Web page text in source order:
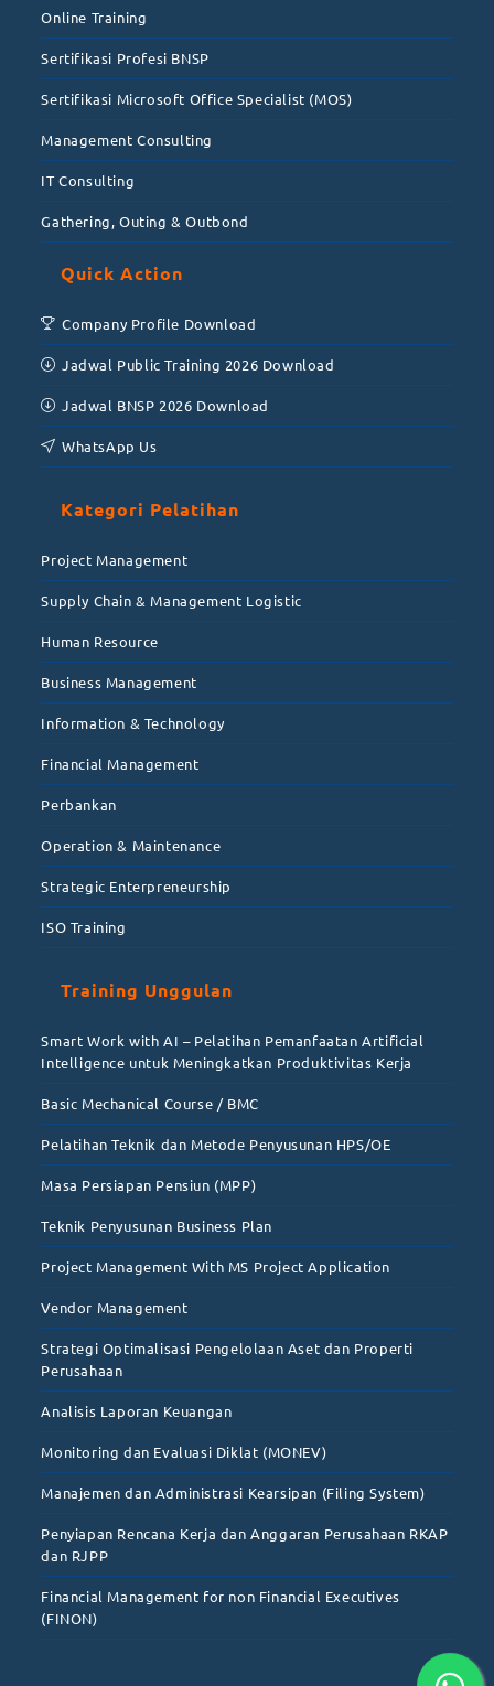
Online Training
Sertifikasi Profesi BNSP
Sertifikasi Microsoft Office Specialist (MOS)
Management Consulting
IT Consulting
Gathering, Outing & Outbond
Quick Action
Company Profile Download
Jadwal Public Training 2026 Download
Jadwal BNSP 2026 Download
WhatsApp Us
Kategori Pelatihan
Project Management
Supply Chain & Management Logistic
Human Resource
Business Management
Information & Technology
Financial Management
Perbankan
Operation & Maintenance
Strategic Enterpreneurship
ISO Training
Training Unggulan
Smart Work with AI – Pelatihan Pemanfaatan Artificial
Intelligence untuk Meningkatkan Produktivitas Kerja
Basic Mechanical Course / BMC
Pelatihan Teknik dan Metode Penyusunan HPS/OE
Masa Persiapan Pensiun (MPP)
Teknik Penyusunan Business Plan
Project Management With MS Project Application
Vendor Management
Strategi Optimalisasi Pengelolaan Aset dan Properti
Perusahaan
Analisis Laporan Keuangan
Monitoring dan Evaluasi Diklat (MONEV)
Manajemen dan Administrasi Kearsipan (Filing System)
Penyiapan Rencana Kerja dan Anggaran Perusahaan RKAP
dan RJPP
Financial Management for non Financial Executives
(FINON)